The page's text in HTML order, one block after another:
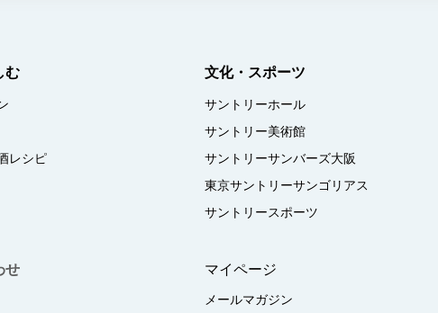
む
レシピ
文化・スポーツ
サントリーホール
サントリー美術館
サントリーサンバーズ大阪
東京サントリーサンゴリアス
サントリースポーツ
せ マイページ
メールマガジン